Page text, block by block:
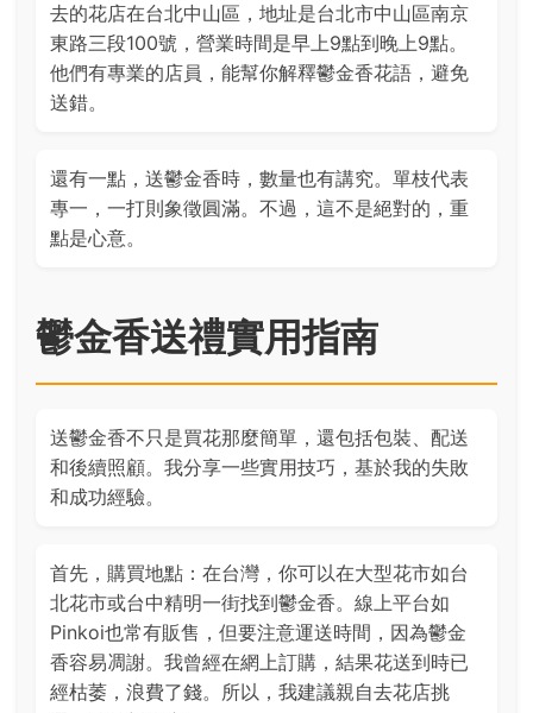
去的花店在台北中山區，地址是台北市中山區南京
東路三段100號，營業時間是早上9點到晚上9點。
他們有專業的店員，能幫你解釋鬱金香花語，避免
送錯。
還有一點，送鬱金香時，數量也有講究。單枝代表
專一，一打則象徵圓滿。不過，這不是絕對的，重
點是心意。
鬱金香送禮實用指南
送鬱金香不只是買花那麼簡單，還包括包裝、配送
和後續照顧。我分享一些實用技巧，基於我的失敗
和成功經驗。
首先，購買地點：在台灣，你可以在大型花市如台
北花市或台中精明一街找到鬱金香。線上平台如
Pinkoi也常有販售，但要注意運送時間，因為鬱金
香容易凋謝。我曾經在網上訂購，結果花送到時已
經枯萎，浪費了錢。所以，我建議親自去花店挑